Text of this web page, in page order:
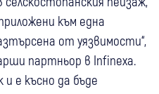
към една
от уязвимости“,
партньор в Infinexa.
и е късно да бъде